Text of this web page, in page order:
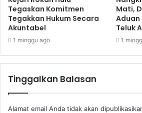
Tegaskan Komitmen
Tegakkan Hukum Secara
Akuntabel
1 minggu ago
Mati,
Aduan
Teluk
1
Tinggalkan Balasan
Alamat email Anda tidak akan